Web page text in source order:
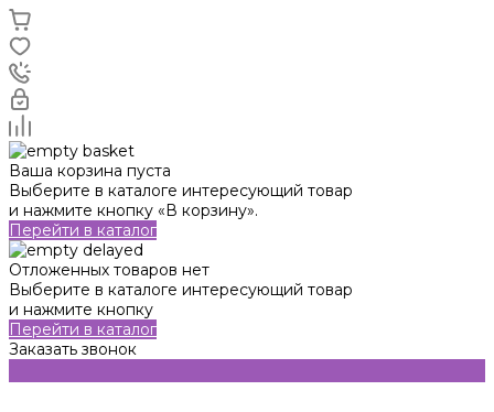
Ваша корзина пуста
Выберите в каталоге интересующий товар
и нажмите кнопку «В корзину».
Перейти в каталог
Отложенных товаров нет
Выберите в каталоге интересующий товар
и нажмите кнопку
Перейти в каталог
Заказать звонок